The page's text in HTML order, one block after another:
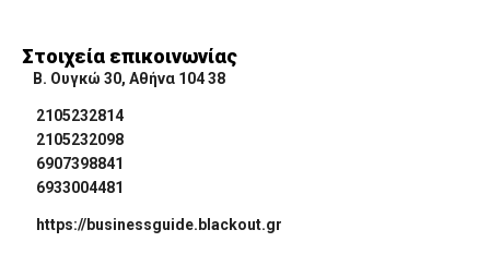
Στοιχεία επικοινωνίας
Β. Ουγκώ 30, Αθήνα 104 38
2105232814
2105232098
6907398841
6933004481
https://businessguide.blackout.gr